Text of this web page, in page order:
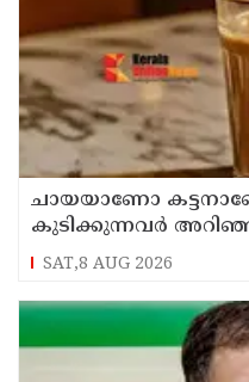
ചായയാണോ
കുടിക്കുന്നവർ
SAT,8 AUG 2026